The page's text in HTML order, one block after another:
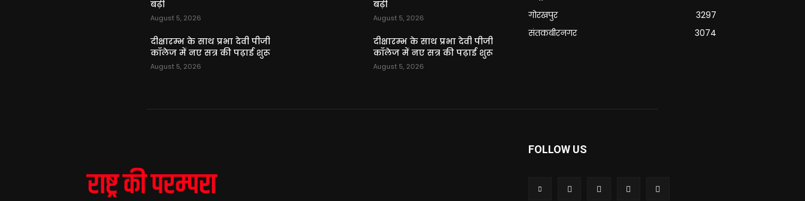
बढ़ी
August 5, 2026
दीक्षारम्भ के साथ प्रभा देवी पीजी
कॉलेज में नए सत्र की पढ़ाई शुरू
August 5, 2026
बढ़ी
August 5, 2026
दीक्षारम्भ के साथ प्रभा देवी पीजी
कॉलेज में नए सत्र की पढ़ाई शुरू
August 5, 2026
गोरखपुर
3297
संतकबीरनगर
3074
FOLLOW US